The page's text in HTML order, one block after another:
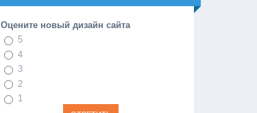
Оцените новый дизайн сайта
5
4
3
2
1